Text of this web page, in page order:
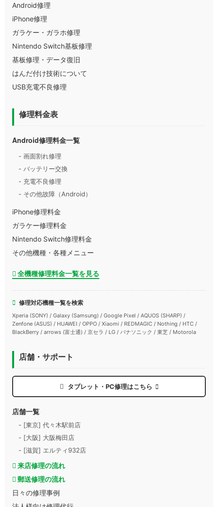
Android修理
iPhone修理
ガラケー・ガラホ修理
Nintendo Switch基板修理
基板修理・データ復旧
はんだ付け技術について
USB充電不良修理
修理料金表
Android修理料金一覧
- 画面割れ修理
- バッテリー交換
- 充電不良修理
- その他故障（Android）
iPhone修理料金
ガラケー修理料金
Nintendo Switch修理料金
その他機種・各種メニュー
全機種修理料金一覧を見る
修理対応機種一覧を検索
Xperia (SONY) / Galaxy (Samsung) / Google Pixel / AQUOS (SHARP) /
Zenfone (ASUS) / HUAWEI / OPPO / Xiaomi / REDMAGIC / Nothing / HTC /
BlackBerry / arrows (富士通) / 京セラ / LG / パナソニック / 東芝 / Motorola
店舗・サポート
タブレット・PC修理はこちら
店舗一覧
- [東京] 代々木駅前店
- [大阪] 大阪梅田店
- [滋賀] エルティ932店
来店修理の流れ
郵送修理の流れ
日々の修理事例